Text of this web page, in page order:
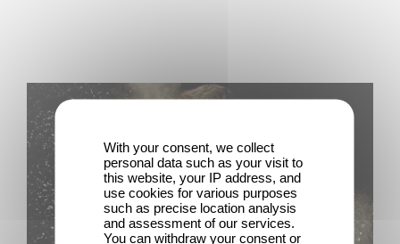
Narcos: 10 anni di una serie di successo targata
Gaumont
With your consent, we collect
personal data such as your visit to
this website, your IP address, and
use cookies for various purposes
such as precise location analysis
and assessment of our services.
You can withdraw your consent or